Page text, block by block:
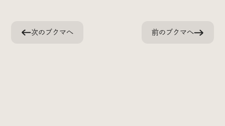
次のブクマへ 前のブクマへ